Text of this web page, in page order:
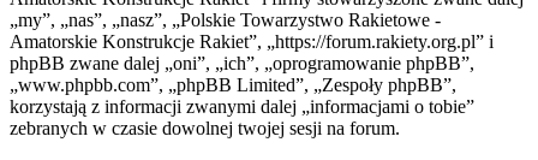
„my”, „nas”, „nasz”, „Polskie Towarzystwo Rakietowe -
Amatorskie Konstrukcje Rakiet”, „https://forum.rakiety.org.pl” i
phpBB zwane dalej „oni”, „ich”, „oprogramowanie phpBB”,
„www.phpbb.com”, „phpBB Limited”, „Zespoły phpBB”,
korzystają z informacji zwanymi dalej „informacjami o tobie”
zebranych w czasie dowolnej twojej sesji na forum.